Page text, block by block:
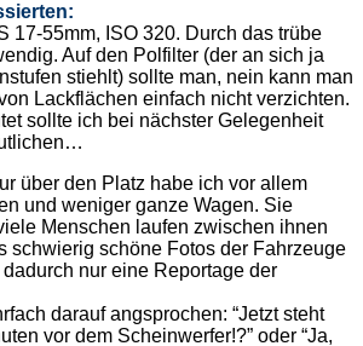
17-55mm, ISO 320. Durch das trübe
Auf den Polfilter (der an sich ja
stiehlt) sollte man, nein kann man
Lackflächen einfach nicht verzichten.
sollte ich bei nächster Gelegenheit
über den Platz habe ich vor allem
und weniger ganze Wagen. Sie
Menschen laufen zwischen ihnen
schwierig schöne Fotos der Fahrzeuge
nur eine Reportage der
darauf angsprochen: “Jetzt steht
vor dem Scheinwerfer!?” oder “Ja,